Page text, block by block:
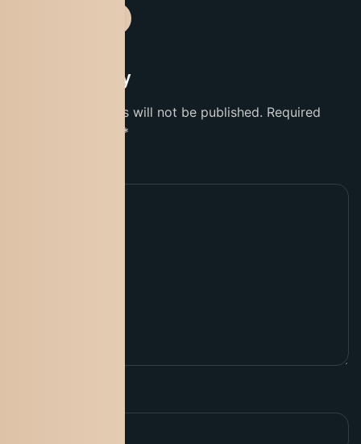
Leave a Reply
Your email address will not be published. Required
*